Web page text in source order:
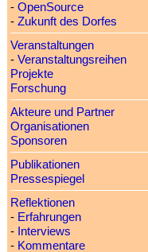
- OpenSource
- Zukunft des Dorfes
Veranstaltungen
- Veranstaltungsreihen
Projekte
Forschung
Akteure und Partner
Organisationen
Sponsoren
Publikationen
Pressespiegel
Reflektionen
- Erfahrungen
- Interviews
- Kommentare